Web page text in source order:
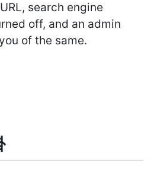
search engine
off, and an admin
of the same.